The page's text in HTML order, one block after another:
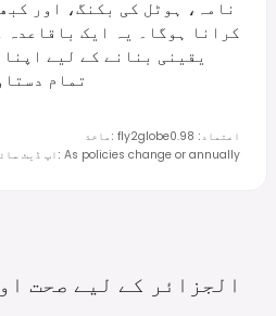
نامہ، ہوٹل کی بکنگ، اور
کرانا ہوگا۔ یہ ایک باقاعدہ
یقینی بنانے کے لیے
تمام
ماخذ : fly2globe اعتماد:
0.98
اپ ڈیٹ : As policies change or annually
الجزائر کے لیے صحت